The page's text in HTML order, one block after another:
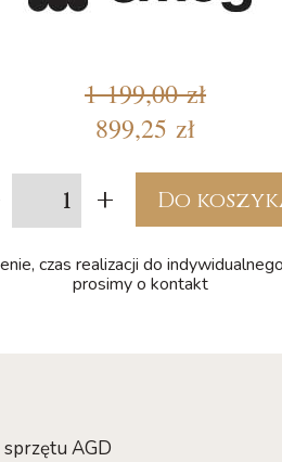
1 199,00 zł
899,25 zł
+ Do
czas realizacji do
prosimy o kontakt
AGD